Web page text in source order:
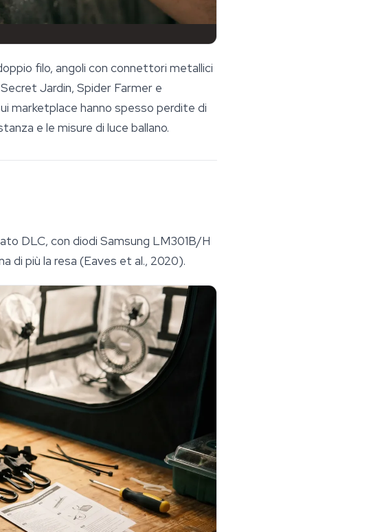
filo, angoli con connettori metallici
Jardin, Spider Farmer e
marketplace hanno spesso perdite di
e le misure di luce ballano.
DLC, con diodi Samsung LM301B/H
di più la resa (Eaves et al., 2020).